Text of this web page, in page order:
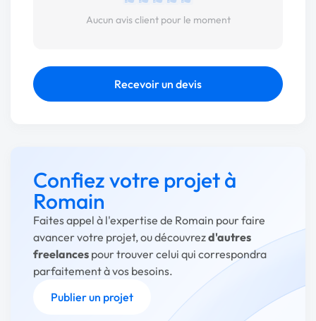
Aucun avis client pour le moment
Recevoir un devis
Confiez votre projet à
Romain
Faites appel à l'expertise de Romain pour faire
avancer votre projet, ou découvrezd'autres
freelances pour trouver celui qui correspondra
parfaitement à vos besoins.
Publier un projet